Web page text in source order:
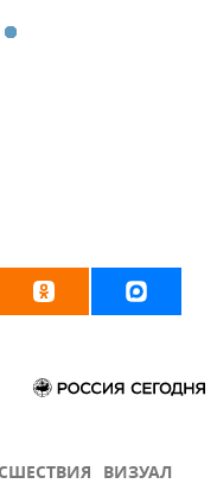
ВИЗУАЛ